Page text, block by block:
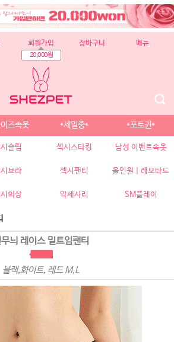
회원가입
20,000원
장바구니 메뉴
즈속옷 *세일중* *포토퀸*
슬립 섹시스타킹 남성 이벤트속옷
브라 섹시팬티 올인원 | 레오타드
의상 악세사리 SM플레이
늬 레이스 밑트임팬티
블랙,화이트, 레드 M,L